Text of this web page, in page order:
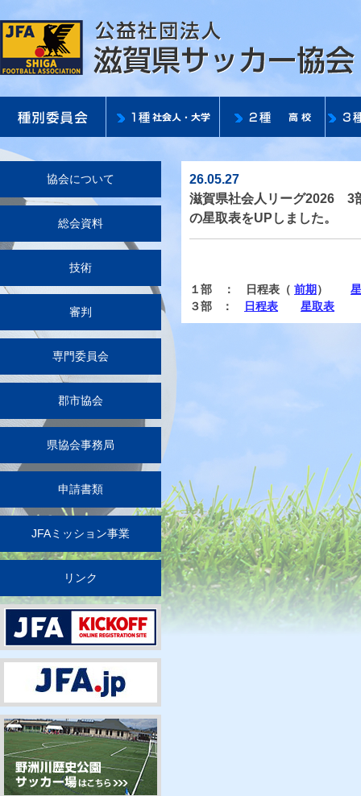
協会について
総会資料
技術
審判
専門委員会
郡市協会
県協会事務局
申請書類
JFAミッション事業
リンク
26.05.27
滋賀県社会人リーグ2026 3
の星取表をUPしました。
１部 ： 日程表（ 前期 ）
３部 ：
日程表 星取表